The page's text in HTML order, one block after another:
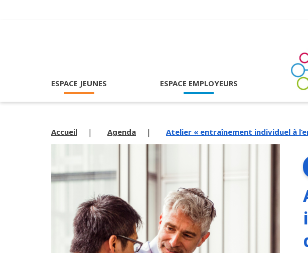
ESPACE JEUNES ESPACE EMPLOYEURS
Accueil Agenda Atelier « entraînement individuel à